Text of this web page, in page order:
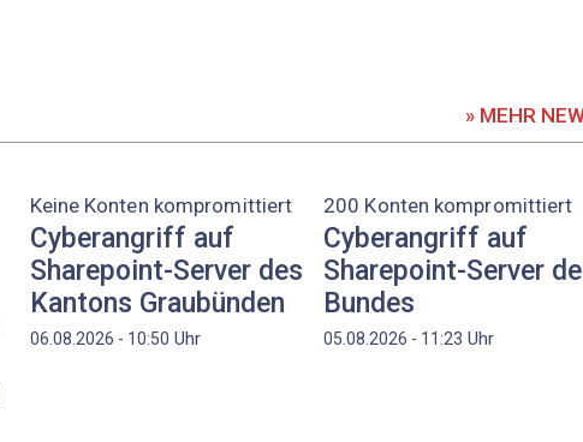
» MEHR
Keine Konten kompromittiert
Cyberangriff auf
Sharepoint-Server des
Kantons Graubünden
06.08.2026 - 10:50 Uhr
200 Konten kompromittiert
Cyberangriff auf
Sharepoint-Server
Bundes
05.08.2026 - 11:23 Uhr